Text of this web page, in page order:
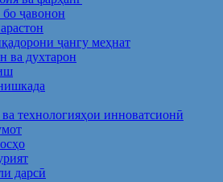
ҷавонон
ҷангу меҳнат
ва духтарон
технологияҳои инноватсионӣ
дарсӣ